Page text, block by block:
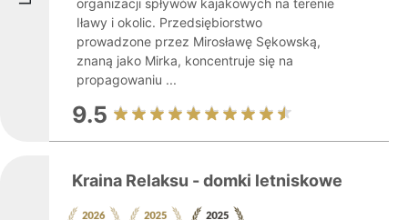
organizacji spływów kajakowych na terenie
Iławy i okolic. Przedsiębiorstwo
prowadzone przez Mirosławę Sękowską,
znaną jako Mirka, koncentruje się na
propagowaniu ...
9.5
Kraina Relaksu - domki letniskowe